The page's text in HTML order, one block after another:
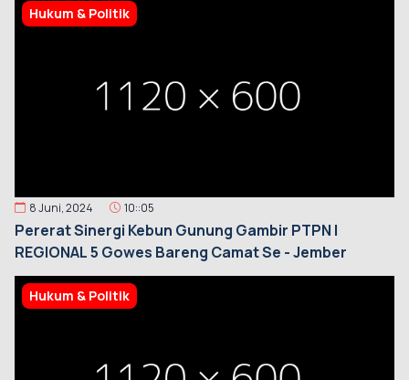
Hukum & Politik
8 Juni, 2024 10::05
Pererat Sinergi Kebun Gunung Gambir PTPN I
REGIONAL 5 Gowes Bareng Camat Se - Jember
Hukum & Politik